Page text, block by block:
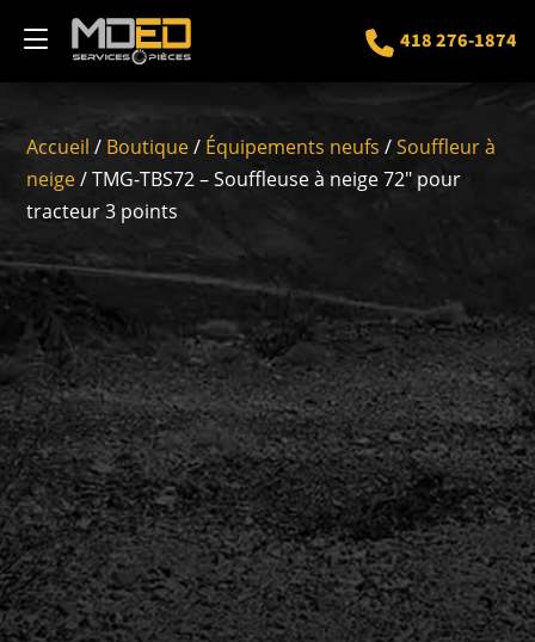
418 276-1874
Accueil / Boutique/ Équipements neufs /Souffleur à
neige/ TMG-TBS72 – Souffleuse à neige 72″ pour
tracteur 3 points